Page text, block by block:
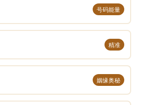
号码能量
精准
姻缘奥秘